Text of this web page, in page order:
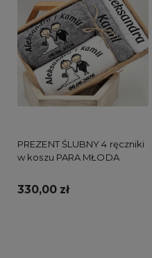
PREZENT ŚLUBNY 4 ręczniki
w koszu PARA MŁODA
330,00 zł